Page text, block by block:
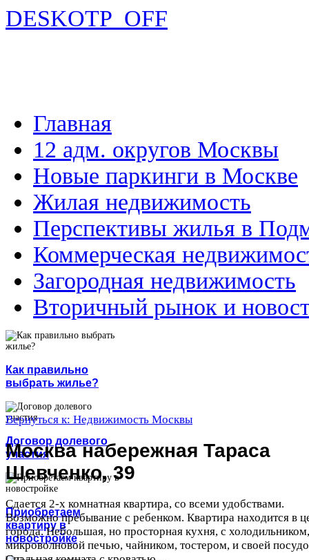
DESKOTP_OFF
Главная
12 адм. округов Москвы
Новые паркинги в Москве
Жилая недвижимость
Перспективы жилья в
Коммерческая
Загородная недвижимость
Вторичный рынок и
Как правильно
выбрать жилье?
Договор долевого
участия
Приобретаем
квартиру в
новостройке
Вернуться к: Недвижимость Москвы
Москва набережная Тараса
Шевченко, 39
Сдается 2-х комнатная квартира, со всеми удобствами.
Возможно пребывание с ребенком. Квартира находится в
города. Небольшая, но просторная кухня, с холодильником,
микроволновой печью, чайником, тостером, и своей